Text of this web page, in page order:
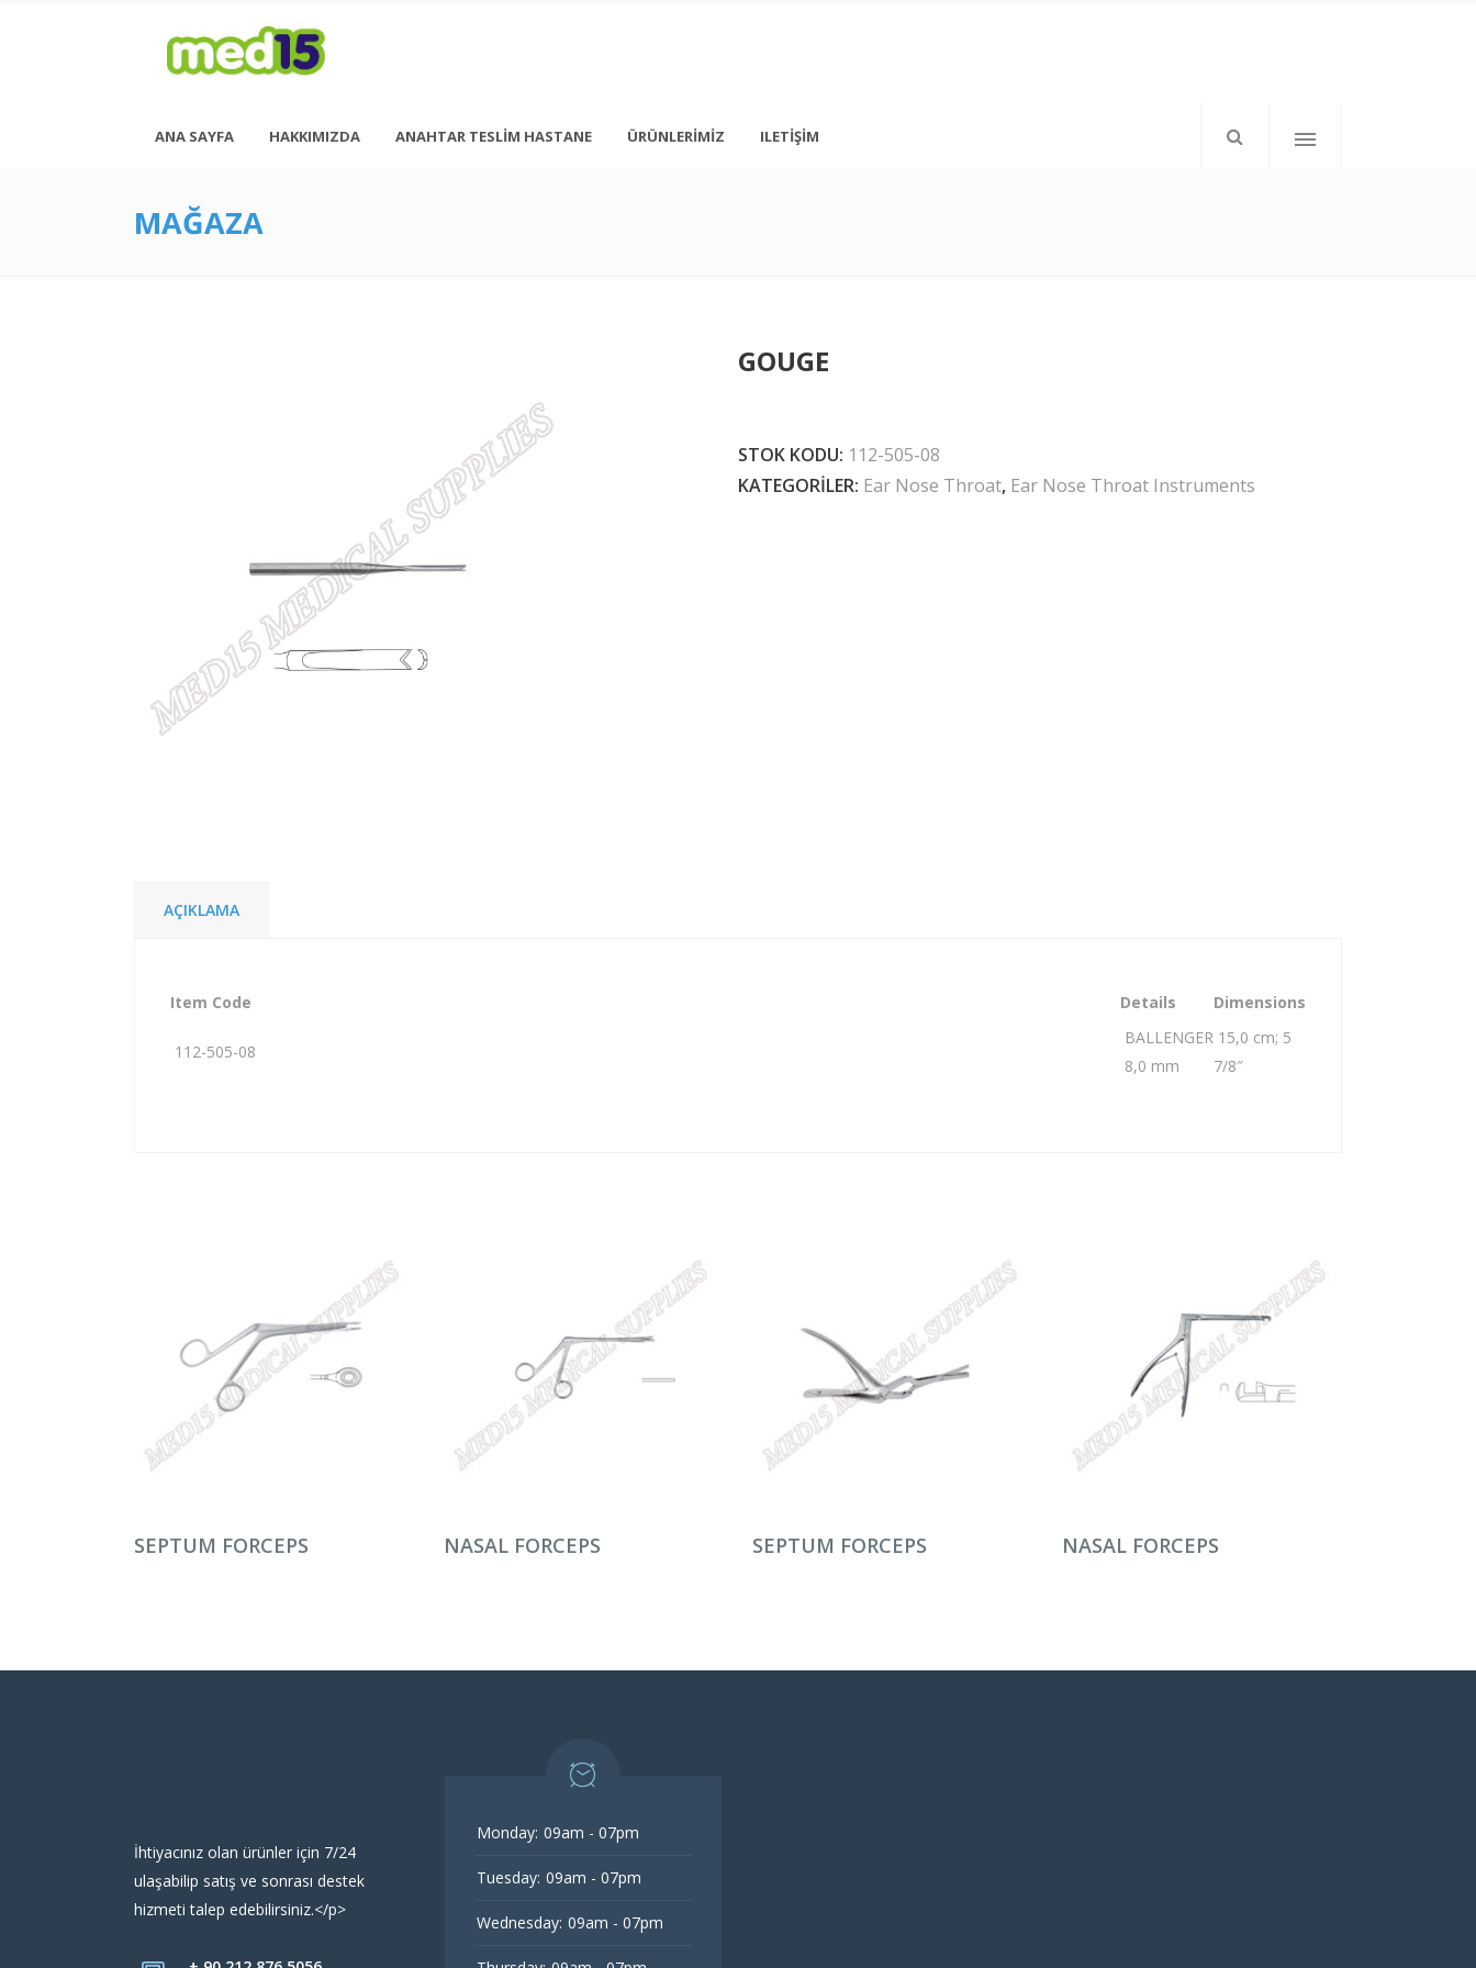
Pazartesi - Cuma 08:00 - 18:00
<h6 style= “font-size: 13px; font-weight: 600; text-transform: none; line-height: 12px; margin-top: 10px; margin-bottom: 1px;”>Follow Us</h6>
</div>
ANA SAYFA HAKKIMIZDA ANAHTAR TESLIM HASTANE ÜRÜNLERIMIZ ILETIŞIM
MAĞAZA
GOUGE
STOK KODU: 112-505-08
KATEGORILER: Ear Nose Throat, Ear Nose Throat Instruments
AÇIKLAMA
Item Code Details Dimensions
112-505-08
BALLENGER
8,0 mm
15,0 cm; 5
7/8″
DEVAMINI OKU
SEPTUM FORCEPS DEVAMINI OKU
NASAL FORCEPS DEVAMINI OKU
SEPTUM FORCEPS DEVAMINI OKU
NASAL FORCEPS
İhtiyacınız olan ürünler için 7/24
ulaşabilip satış ve sonrası destek
hizmeti talep edebilirsiniz.</p>
Monday: 09am - 07pm
Tuesday: 09am - 07pm
Wednesday: 09am - 07pm